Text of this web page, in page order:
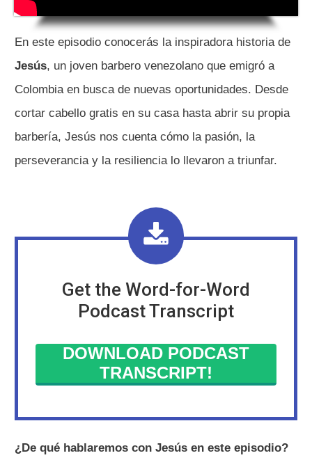
En este episodio conocerás la inspiradora historia de
Jesús, un joven barbero venezolano que emigró a
Colombia en busca de nuevas oportunidades. Desde
cortar cabello gratis en su casa hasta abrir su propia
barbería, Jesús nos cuenta cómo la pasión, la
perseverancia y la resiliencia lo llevaron a triunfar.
Get the Word-for-Word
Podcast Transcript
DOWNLOAD PODCAST
TRANSCRIPT!
¿De qué hablaremos con Jesús en este episodio?